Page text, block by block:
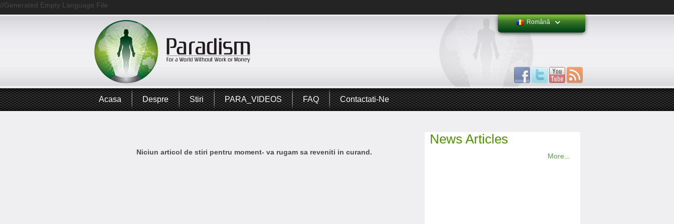
//Generated Empty Language File
Română
Acasa Despre Stiri PARA_VIDEOS FAQ Contactati-Ne
Niciun articol de stiri pentru moment- va rugam sa reveniti in curand.
News Articles
More...